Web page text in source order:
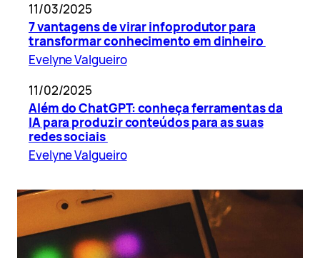
11/03/2025
7 vantagens de virar infoprodutor para
transformar conhecimento em dinheiro
Evelyne Valgueiro
11/02/2025
Além do ChatGPT: conheça ferramentas da
IA para produzir conteúdos para as suas
redes sociais
Evelyne Valgueiro